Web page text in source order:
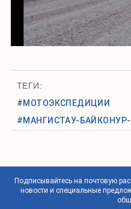
ТЕГИ:
#МОТОЭКСПЕДИЦИИ
#МАНГИСТАУ-
Подписывайтесь на почтовую
новости и специальные